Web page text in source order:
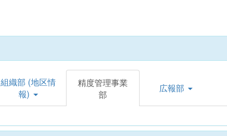
組織部 (地区情
報)
精度管理事業
部
広報部